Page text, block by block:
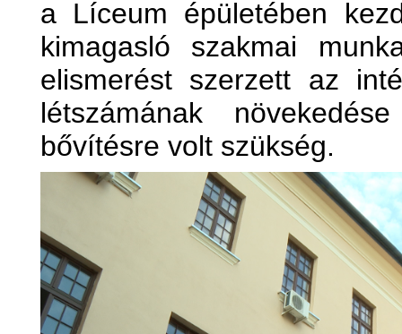
a Líceum épületében
kimagasló szakmai
elismerést szerzett az
létszámának
bővítésre volt szükség.